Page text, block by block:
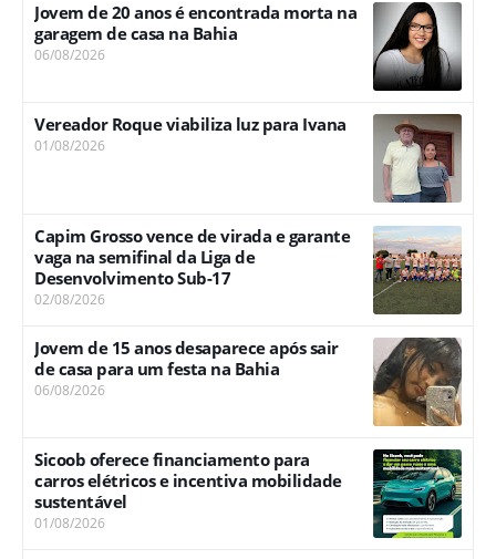
Jovem de 20 anos é encontrada morta na
garagem de casa na Bahia
06/08/2026
Vereador Roque viabiliza luz para Ivana
01/08/2026
Capim Grosso vence de virada e garante
vaga na semifinal da Liga de
Desenvolvimento Sub-17
02/08/2026
Jovem de 15 anos desaparece após sair
de casa para um festa na Bahia
06/08/2026
Sicoob oferece financiamento para
carros elétricos e incentiva mobilidade
sustentável
01/08/2026